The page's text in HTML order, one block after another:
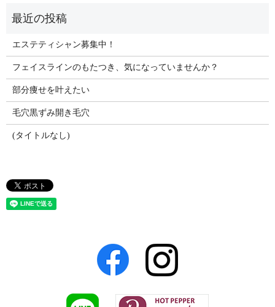
エステティシャン募集中！
フェイスラインのもたつき、気になっていませんか？
部分痩せを叶えたい
毛穴黒ずみ開き毛穴
(タイトルなし)